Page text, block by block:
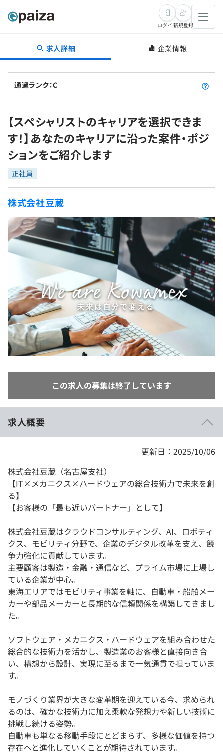
転職・キャリア
転職成功ガイド
転職エージェント
インタビュー
転職成功ガイド
新卒就活
求人検索
本選考
インターン
新卒エージェント
イベント・セミナー
インタビュー
就活成功ガイド
学習
問題集
4択課題
ナレッジ
リファレンス
個人向けプラン
法人向けプラン
学校向けプラン
プログラミング言語
評価結果一覧
再チャレンジ結果一覧
ゲーム・マンガ
Tech Team Journal
paiza times
paizaとは？
ログイン新規登録
求人詳細 企業情報
通過ランク：C
【スペシャリストのキャリアを選択できま
す！】あなたのキャリアに沿った案件・ポジ
ションをご紹介します
正社員
株式会社豆蔵
この求人の募集は終了しています
求人概要
更新日：2025/10/06
株式会社豆蔵（名古屋支社）
【IT×メカニクス×ハードウェアの総合技術力で未来を創
る】
【お客様の「最も近いパートナー」として】
株式会社豆蔵はクラウドコンサルティング、AI、ロボティ
クス、モビリティ分野で、企業のデジタル改革を支え、競
争力強化に貢献しています。
主要顧客は製造・金融・通信など、プライム市場に上場し
ている企業が中心。
東海エリアではモビリティ事業を軸に、自動車・船舶メー
カーや部品メーカーと長期的な信頼関係を構築してきまし
た。
ソフトウェア・メカニクス・ハードウェアを組み合わせた
総合的な技術力を活かし、製造業のお客様と直接向き合
い、構想から設計、実現に至るまで一気通貫で担っていま
す。
モノづくり業界が大きな変革期を迎えている今、求められ
るのは、確かな技術力に加え柔軟な発想力や新しい技術に
挑戦し続ける姿勢。
自動車も単なる移動手段にとどまらず、多様な価値を持つ
存在へと進化していくことが期待されています。